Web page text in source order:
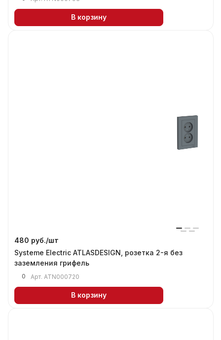
В корзину
480 руб./шт
Systeme Electric ATLASDESIGN, розетка 2-я без
заземления грифель
0 Арт. ATN000720
В корзину